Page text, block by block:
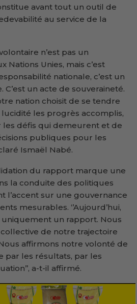
avant tout un outil de
au service de la
n’est pas un
Nations Unies, mais c’est
nationale, c’est un
C’est un acte de souveraineté.
nation choisit de se tendre
lucidité les progrès accomplis,
les défis qui demeurent et de
publiques pour les
Ismaël Nabé.
du rapport marque une
la conduite des politiques
l’accent sur une gouvernance
mesurables. ‘’Aujourd’hui,
uniquement un rapport. Nous
de notre trajectoire
affirmons notre volonté de
par les résultats, par les
a-t-il affirmé.